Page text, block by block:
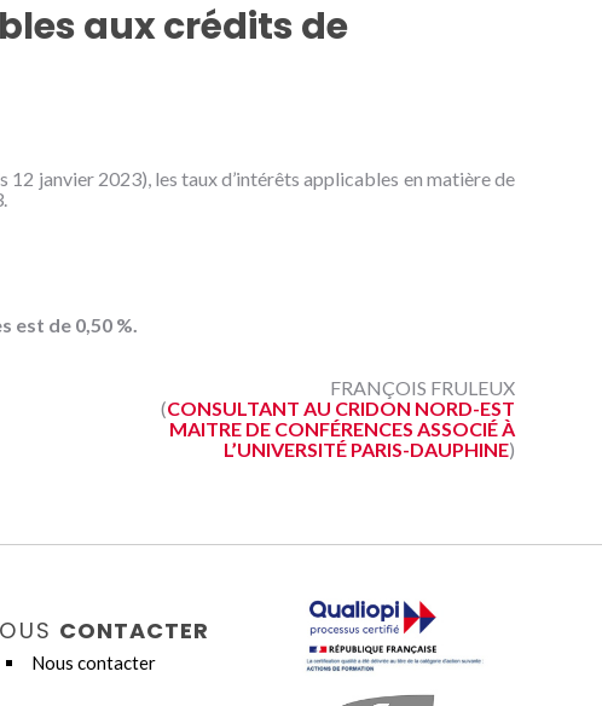
aux crédits de
janvier 2023), les taux d’intérêts applicables en matière de
est de 0,50 %.
FRANÇOIS FRULEUX
(CONSULTANT AU CRIDON NORD-EST
MAITRE DE CONFÉRENCES ASSOCIÉ À
L’UNIVERSITÉ PARIS-DAUPHINE)
CONTACTER
Nous contacter